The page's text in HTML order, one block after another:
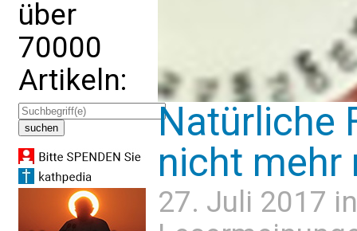
über
70000
Artikeln:
Natürliche
nicht mehr
27. Juli 2017